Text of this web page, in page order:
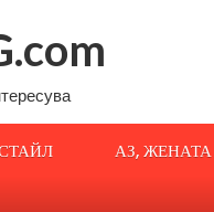
АЗ, ЖЕНАТА